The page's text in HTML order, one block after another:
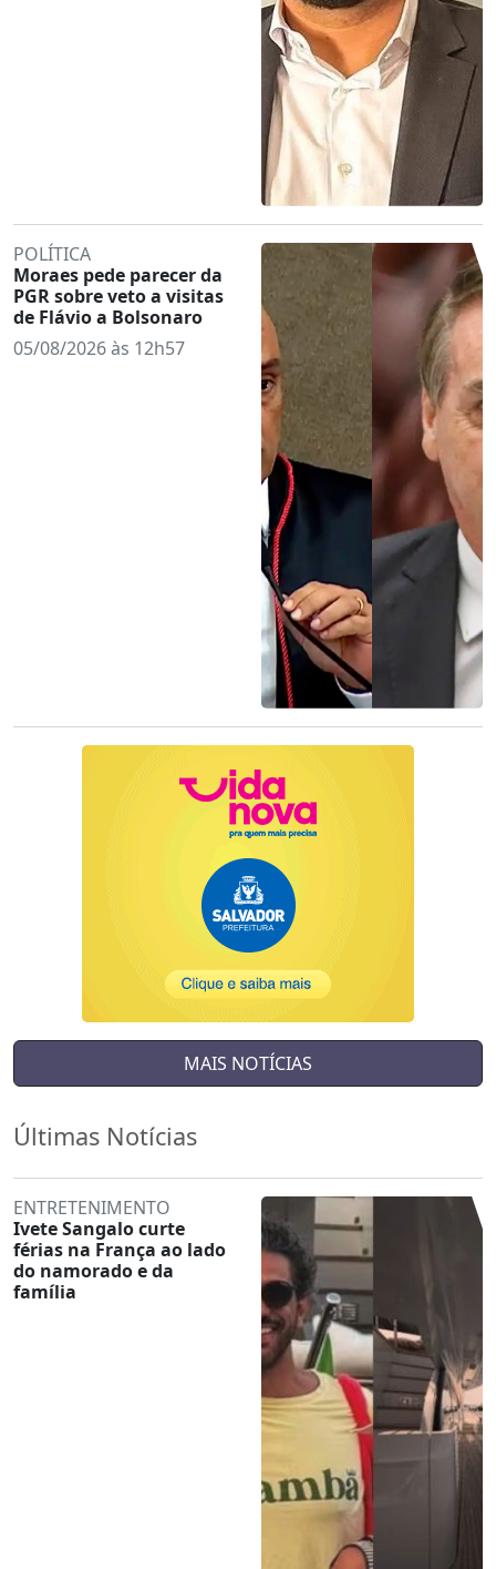
POLÍTICA
Moraes pede parecer da
PGR sobre veto a visitas
de Flávio a Bolsonaro
05/08/2026 às 12h57
MAIS NOTÍCIAS
Últimas Notícias
ENTRETENIMENTO
Ivete Sangalo curte
férias na França ao lado
do namorado e da
família